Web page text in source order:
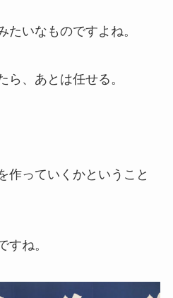
いなものですよね。
ら、あとは任せる。
っていくかということ
ね。